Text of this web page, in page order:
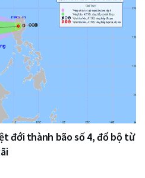
đới thành bão số 4, đổ bộ từ